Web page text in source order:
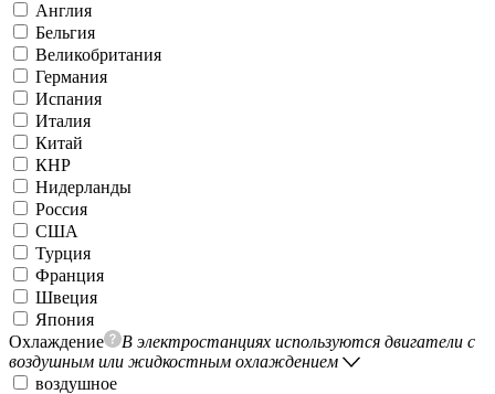
Англия
Бельгия
Великобритания
Германия
Испания
Италия
Китай
КНР
Нидерланды
Россия
США
Турция
Франция
Швеция
Япония
Охлаждение
В электростанциях используются двигатели с
воздушным или жидкостным охлаждением
воздушное